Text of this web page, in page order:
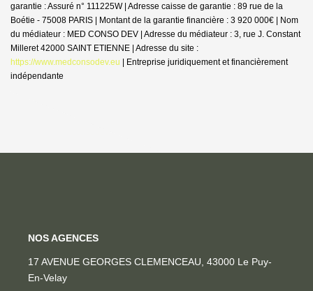
garantie : Assuré n° 111225W | Adresse caisse de garantie : 89 rue de la
Boétie - 75008 PARIS | Montant de la garantie financière : 3 920 000€ | Nom
du médiateur : MED CONSO DEV | Adresse du médiateur : 3, rue J. Constant
Milleret 42000 SAINT ETIENNE | Adresse du site :
https://www.medconsodev.eu
Entreprise juridiquement et financièrement
indépendante
NOS AGENCES
17 AVENUE GEORGES CLEMENCEAU, 43000 Le Puy-
En-Velay